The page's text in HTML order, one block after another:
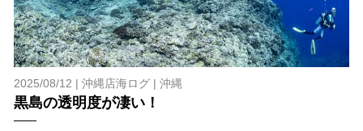
2025/08/12 | 沖縄店海ログ| 沖縄
黒島の透明度が凄い！